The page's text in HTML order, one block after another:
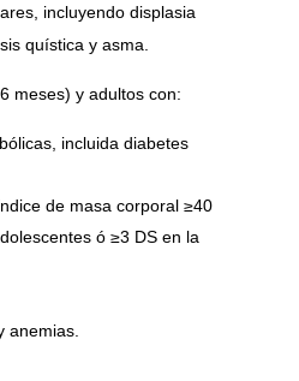
incluyendo displasia
quística y asma.
meses) y adultos con:
incluida diabetes
de masa corporal ≥40
ó ≥3 DS en la
anemias.